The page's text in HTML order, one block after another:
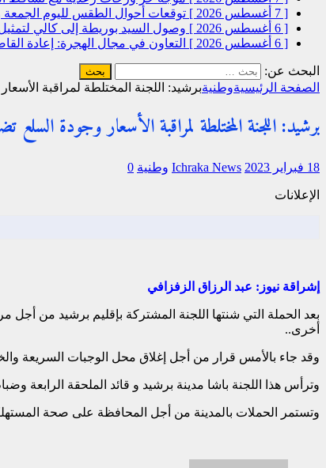
[ 7 أغسطس 2026 ]
توقعات أحوال الطقس لليوم الجمعة
[ 6 أغسطس 2026 ]
وصول السيد بوريطة إلى كالي
[ 6 أغسطس 2026 ]
التعاون في مجال الهجرة: إعادة
البحث عن:
الصفحة الرئيسيةوطنيةبرشيد: اللجنة المختلطة لمراقبة
برشيد: اللجنة المختلطة لمراقبة الأسعار وجودة
18 فبراير 2023 Ichraka News وطنية 0
الإعلانات
إشراقة نيوز: عبد الرزاق الزفزافي
بعد الحملة التي شنتها اللجنة المشتركة بإقليم برشيد من
أخرى..
وقد جاء بالأمس قرار من أجل إغلاق محل الوجبات السريعة
وترأس هذا اللجنة باشا مدينة برشيد و قائد الملحقة الرابعة
وتستمر الحملات بالمدينة من أجل المحافظة على صحة